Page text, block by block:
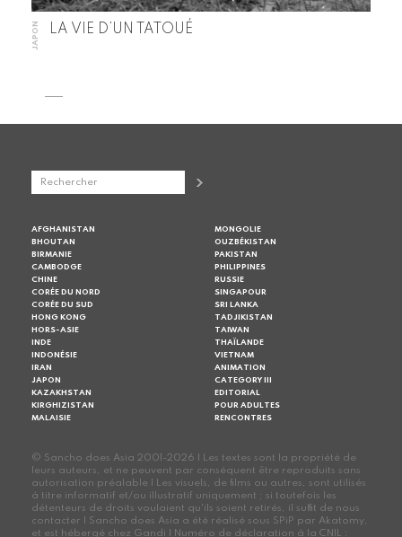
JAPON LA VIE D’UN TATOUÉ
AFGHANISTAN
BHOUTAN
BIRMANIE
CAMBODGE
CHINE
CORÉE DU NORD
CORÉE DU SUD
HONG KONG
HORS-ASIE
INDE
INDONÉSIE
IRAN
JAPON
KAZAKHSTAN
KIRGHIZISTAN
MALAISIE
MONGOLIE
OUZBÉKISTAN
PAKISTAN
PHILIPPINES
RUSSIE
SINGAPOUR
SRI LANKA
TADJIKISTAN
TAIWAN
THAÏLANDE
VIETNAM
ANIMATION
CATEGORY III
EDITORIAL
POUR ADULTES
RENCONTRES
© Sancho does Asia 2001-2026 | Les textes sont la propriété de
leurs auteurs, et ne peuvent par conséquent être reproduits sans
autorisation préalable | Les visuels, de films ou autres, sont utilisés
à titre informatif et/ou illustratif uniquement ; si toutefois les
détenteurs de droits voulaient qu'ils soient retirés, il suffit de nous
contacter | Sancho does Asia a été réalisé sous SPiP par Akatomy,
et est hébergé chez Gandi | Numéro de déclaration à la CNIL :